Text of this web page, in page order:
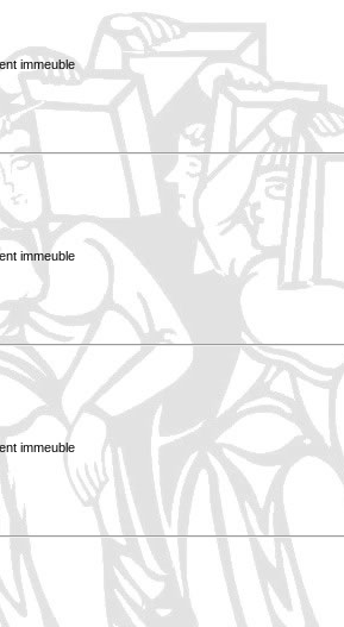
immeuble
immeuble
immeuble